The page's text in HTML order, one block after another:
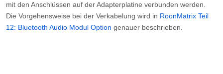
mit den Anschlüssen auf der Adapterplatine verbunden werden.
Die Vorgehensweise bei der Verkabelung wird in RoonMatrix Teil
12: Bluetooth Audio Modul Option genauer beschrieben.